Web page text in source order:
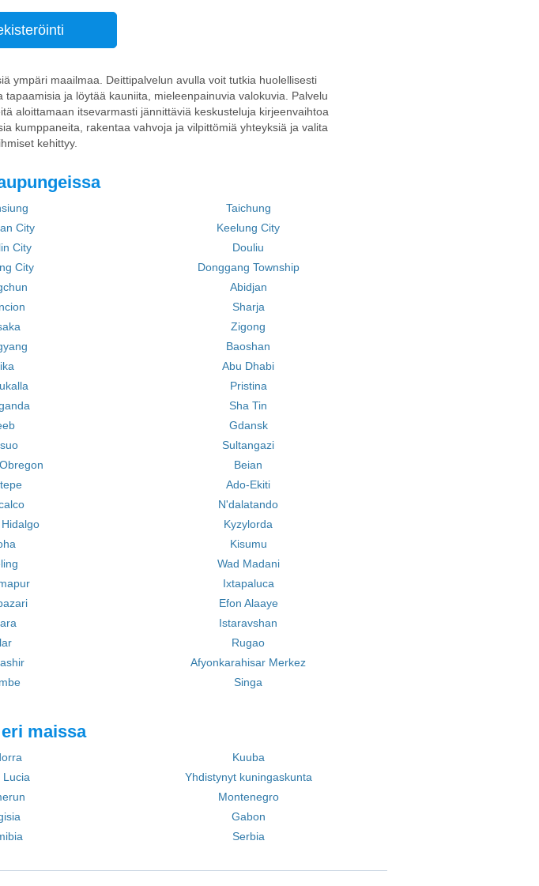
ympäri maailmaa. Deittipalvelun avulla voit tutkia huolellisesti
ja löytää kauniita, mieleenpainuvia valokuvia. Palvelu
aloittamaan itsevarmasti jännittäviä keskusteluja kirjeenvaihtoa
kumppaneita, rakentaa vahvoja ja vilpittömiä yhteyksiä ja valita
kehittyy.
Taichung
City
Keelung City
City
Douliu
City
Donggang Township
Abidjan
Sharja
Zigong
Baoshan
Abu Dhabi
Pristina
Sha Tin
Gdansk
Sultangazi
Beian
Ado-Ekiti
N'dalatando
Kyzylorda
Kisumu
Wad Madani
Ixtapaluca
Efon Alaaye
Istaravshan
Rugao
Afyonkarahisar Merkez
Singa
maissa
Kuuba
Lucia
Yhdistynyt kuningaskunta
Montenegro
Gabon
Serbia